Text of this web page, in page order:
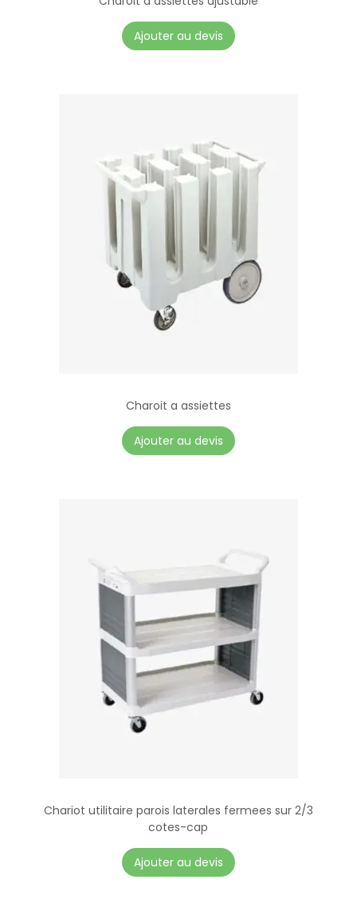
Ajouter au devis
Charoit a assiettes
Ajouter au devis
Chariot utilitaire parois laterales fermees sur 2/3
cotes-cap
Ajouter au devis